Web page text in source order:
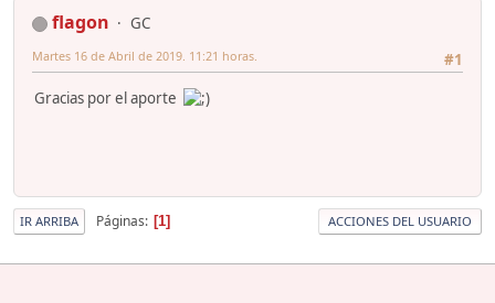
flagon
GC
#1
Martes 16 de Abril de 2019. 11:21 horas.
Gracias por el aporte
IR ARRIBA Páginas 1 ACCIONES DEL USUARIO